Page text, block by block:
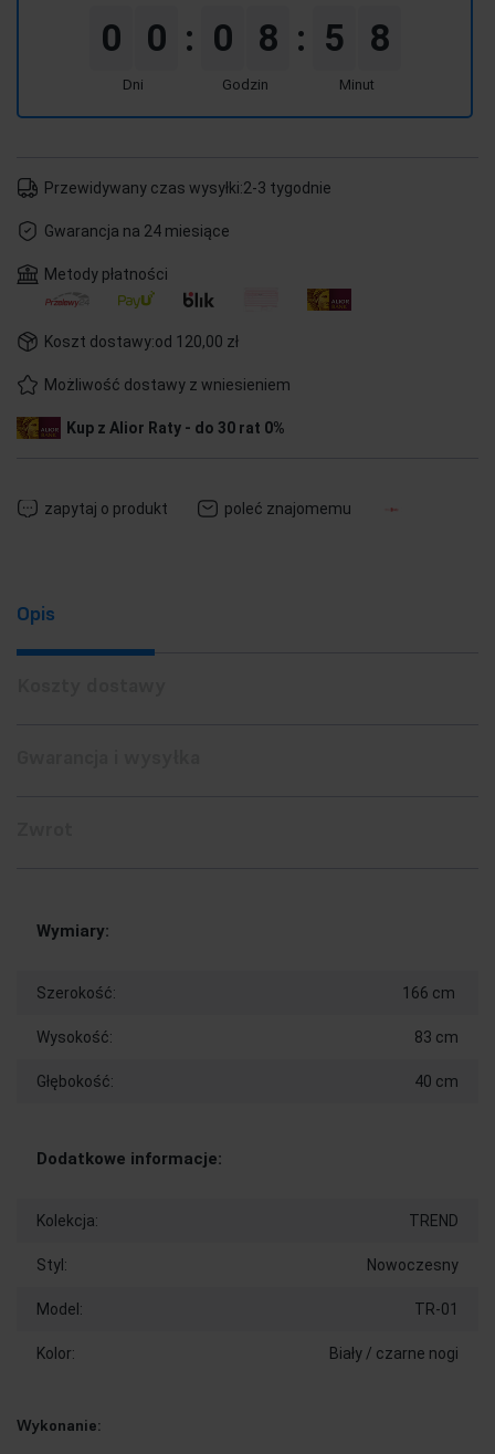
0 0
Dni
: 0 8
Godzin
: 5 8
Minut
Przewidywany czas wysyłki:2-3 tygodnie
Gwarancja na 24 miesiące
Metody płatności
Koszt dostawy:od 120,00 zł
Możliwość dostawy z wniesieniem
Kup z Alior Raty - do 30 rat 0%
zapytaj o produkt poleć znajomemu
Opis
Wymiary:
Szerokość: 166 cm
Wysokość: 83 cm
Głębokość: 40 cm
Dodatkowe informacje:
Kolekcja: TREND
Styl: Nowoczesny
Model: TR-01
Kolor: Biały / czarne nogi
Wykonanie: